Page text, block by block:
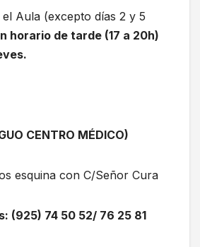
Aula (excepto días 2 y 5
horario de tarde (17 a 20h)
CENTRO MÉDICO)
esquina con C/Señor Cura
(925) 74 50 52/ 76 25 81